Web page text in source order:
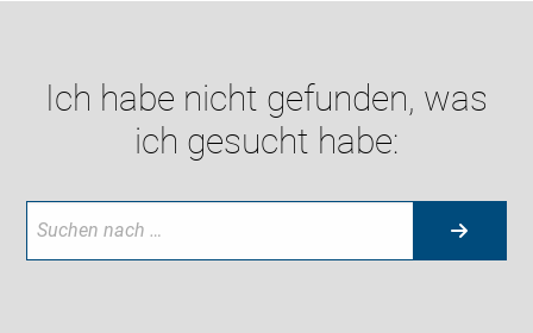
Ich habe nicht gefunden, was
ich gesucht habe: